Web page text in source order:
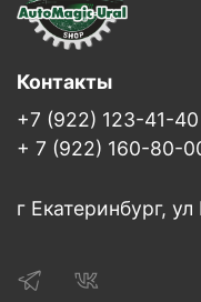
Контакты
+7 (922) 123-41-40
+ 7 (922) 160-80-
г Екатеринбург,